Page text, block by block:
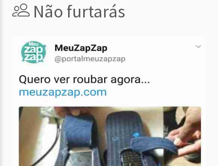
Não furtarás